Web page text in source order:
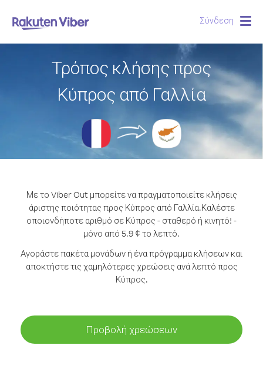
Σύνδεση
Τρόπος κλήσης προς
Κύπρος από Γαλλία
Με το Viber Out μπορείτε να πραγματοποιείτε κλήσεις
άριστης ποιότητας προς Κύπρος από Γαλλία.Καλέστε
οποιονδήποτε αριθμό σε Κύπρος - σταθερό ή κινητό! -
μόνο από 5.9 ¢ το λεπτό.
Αγοράστε πακέτα μονάδων ή ένα πρόγραμμα κλήσεων και
αποκτήστε τις χαμηλότερες χρεώσεις ανά λεπτό προς
Κύπρος.
Προβολή χρεώσεων